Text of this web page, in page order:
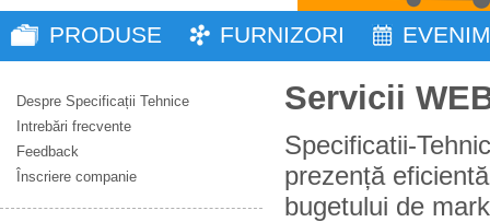
PRODUSE FURNIZORI
Despre Specificații Tehnice
Intrebări frecvente
Feedback
Înscriere companie
Servicii
Specificatii-
prezență eficientă
bugetului de